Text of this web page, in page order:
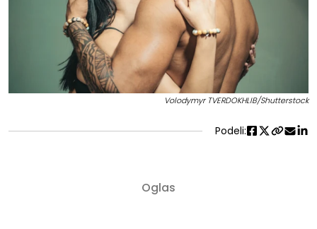
Volodymyr TVERDOKHLIB/Shutterstock
Podeli: